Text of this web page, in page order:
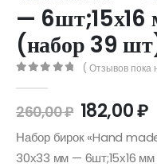
—
(набор 39
( Отзывов пока
260,00₽ 182,00₽
Набор бирок «Hand
30х33 мм — 6шт;15х16